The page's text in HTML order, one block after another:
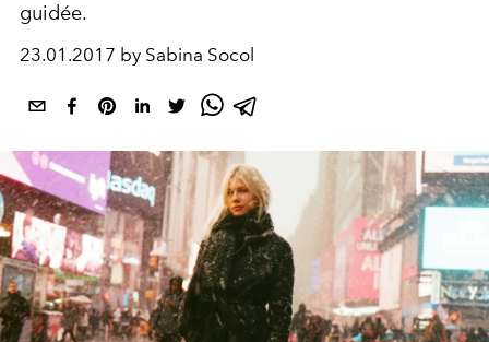
guidée.
23.01.2017 by Sabina Socol